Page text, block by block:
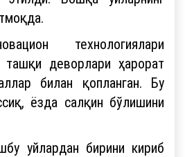
технологиялари
ташқи деворлари ҳарорат
билан қопланган. Бу
ёзда салқин бўлишини
уйлардан бирини кириб